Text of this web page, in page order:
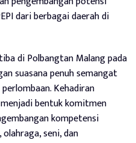
dari berbagai daerah di
di Polbangtan Malang pada
suasana penuh semangat
Kehadiran
bentuk komitmen
kompetensi
seni, dan